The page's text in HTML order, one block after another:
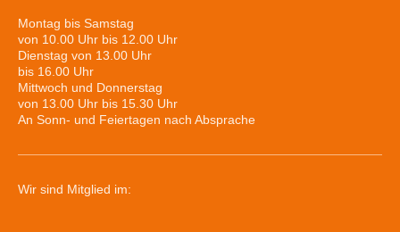
Montag bis Samstag
von 10.00 Uhr bis 12.00 Uhr
Dienstag von 13.00 Uhr
bis 16.00 Uhr
Mittwoch und Donnerstag
von 13.00 Uhr bis 15.30 Uhr
An Sonn- und Feiertagen nach Absprache
Wir sind Mitglied im: